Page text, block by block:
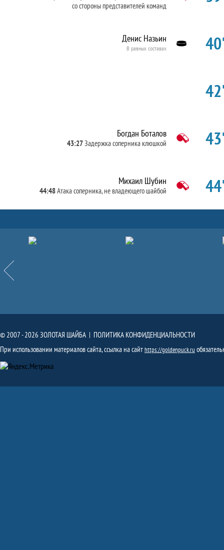
со стороны представителей команд
Денис Назьин
В равных составах
Богдан Боталов
43:27Задержка соперника клюшкой
Михаил Шубин
44:48Атака соперника, не владеющего шайбой
Назад
Партнёры
© 2007 - 2026 ЗОЛОТАЯ ШАЙБА | ПОЛИТИКА КОНФИДЕНЦИАЛЬНОСТИ
При использовании материалов сайта, ссылка на сайтhttps://goldenpuck.ru